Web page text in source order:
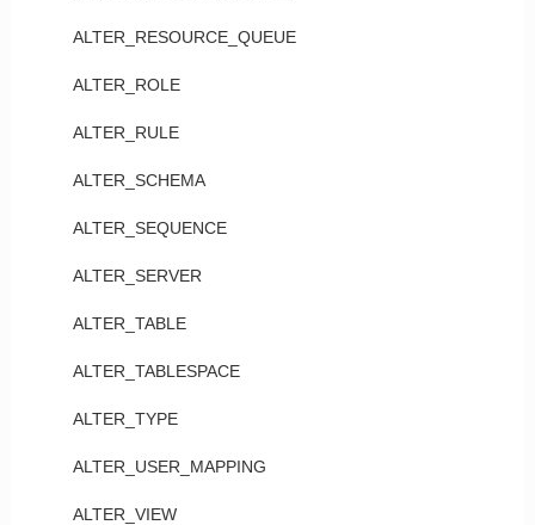
ALTER_RESOURCE_QUEUE
ALTER_ROLE
ALTER_RULE
ALTER_SCHEMA
ALTER_SEQUENCE
ALTER_SERVER
ALTER_TABLE
ALTER_TABLESPACE
ALTER_TYPE
ALTER_USER_MAPPING
ALTER_VIEW